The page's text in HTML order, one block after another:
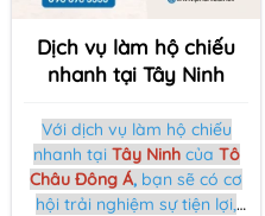
Dịch vụ làm hộ chiếu
nhanh tại Tây Ninh
Với dịch vụ làm hộ chiếu
nhanh tại Tây Ninhcủa Tô
Châu Đông Á, bạn sẽ có cơ
hội trải nghiệm sự tiện lợi,